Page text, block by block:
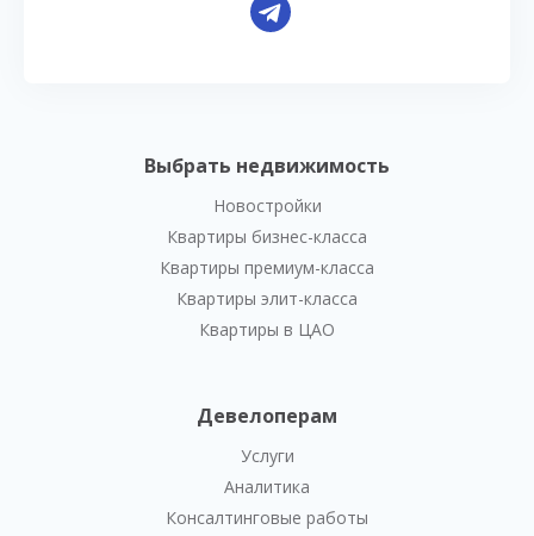
Выбрать недвижимость
Новостройки
Квартиры бизнес-класса
Квартиры премиум-класса
Квартиры элит-класса
Квартиры в ЦАО
Девелоперам
Услуги
Аналитика
Консалтинговые работы